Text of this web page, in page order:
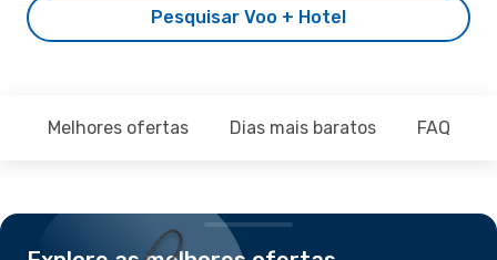
Pesquisar Voo + Hotel
Melhores ofertas Dias mais baratos FAQ